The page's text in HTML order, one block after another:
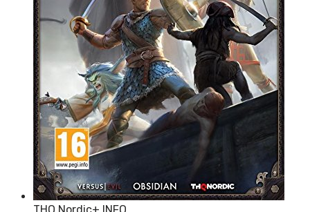
THQ Nordic+ INFO